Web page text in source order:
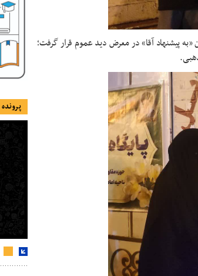
پیشنهاد آقا» در معرض دید عموم قرار گرفت؛
پرونده